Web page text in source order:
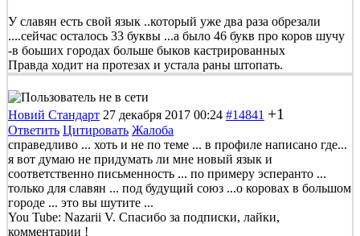
У славян есть свой язык ..который уже два раза обрезали
....сейчас осталось 33 буквы ...а было 46 букв про коров шучу
-в боьших городах больше быков кастрированных
Правда ходит на протезах и устала раны штопать.
Новий Стандарт 27 декабря 2017 00:24 #14841 +1
Ответить Цитировать Жалоба
справедливо ... хоть и не по теме ... в профиле написано где...
я вот думаю не придумать ли мне новый язык и
соответственно письменность ... по примеру эсперанто ...
только для славян ... под будущий союз ...о коровах в большом
городе ... это вы шутите ...
You Tube: Nazarii V. Спасибо за подписки, лайки,
комментарии !